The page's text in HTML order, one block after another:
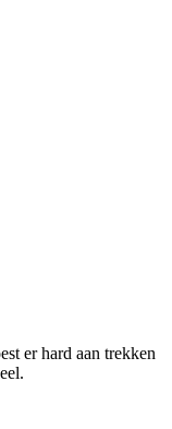
er hard aan trekken